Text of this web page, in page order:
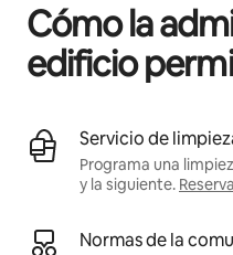
Cómo la
edificio
Servicio de
Programa una
y la siguiente.
Normas de la